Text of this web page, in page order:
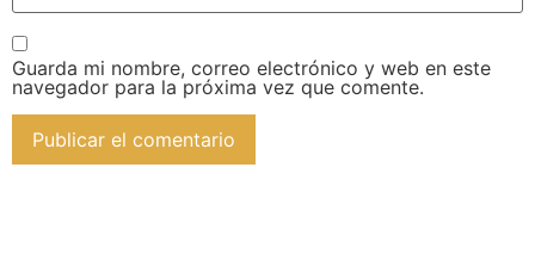
Guarda mi nombre, correo electrónico y web en este
navegador para la próxima vez que comente.